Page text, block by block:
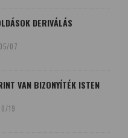
DERIVÁLÁS
07
VAN BIZONYÍTÉK ISTEN
19